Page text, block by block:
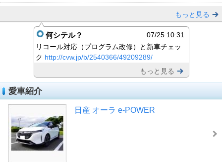
もっと見る
何シテル？
07/25 10:31
リコール対応（プログラム改修）と新車チェッ
ク http://cvw.jp/b/2540366/49209289/
もっと見る
愛車紹介
日産 オーラ e-POWER